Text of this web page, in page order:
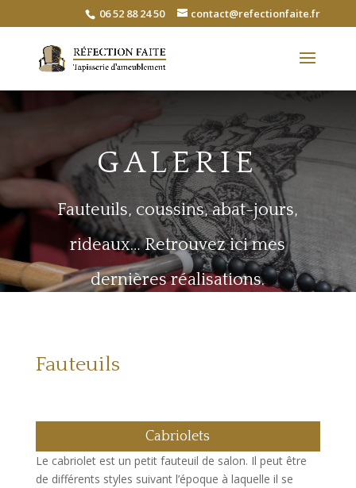
06 52 88 24 50 contact@refectionfaite.fr
GALERIE
Fauteuils, coussins, abat-jours,
rideaux… Retrouvez ici mes
dernières réalisations.
Fauteuils
Cabriolets
Le cabriolet est un petit fauteuil de salon. Il peut être
de différents styles suivant l’époque à laquelle il se